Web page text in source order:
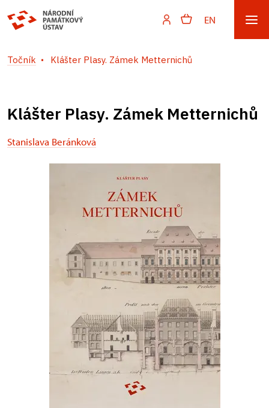
EN
Točník Klášter Plasy. Zámek Metternichů
Klášter Plasy. Zámek Metternichů
Stanislava Beránková